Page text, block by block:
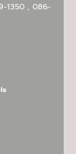
1350 , 086-